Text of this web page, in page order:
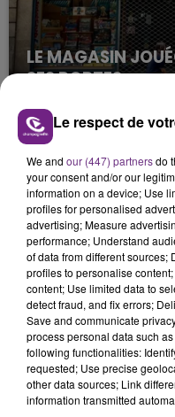
LE MAGASIN
SES PORTES
C'était l'une des
rémois. Le magasin
fermer ses portes.
TITRES
13h46
13h46
JOSEF SALVAT
Open Season (une
Le respect de
We and our (447) partnersdo
your consent and/or our
information on a device; Use
profiles for personalised
advertising; Measure
performance; Understand
of data from different sources;
profiles to personalise
content; Use limited data to
detect fraud, and fix errors;
Save and communicate
process personal data such
following functionalities:
requested; Use precise
other data sources; Link
information transmitted